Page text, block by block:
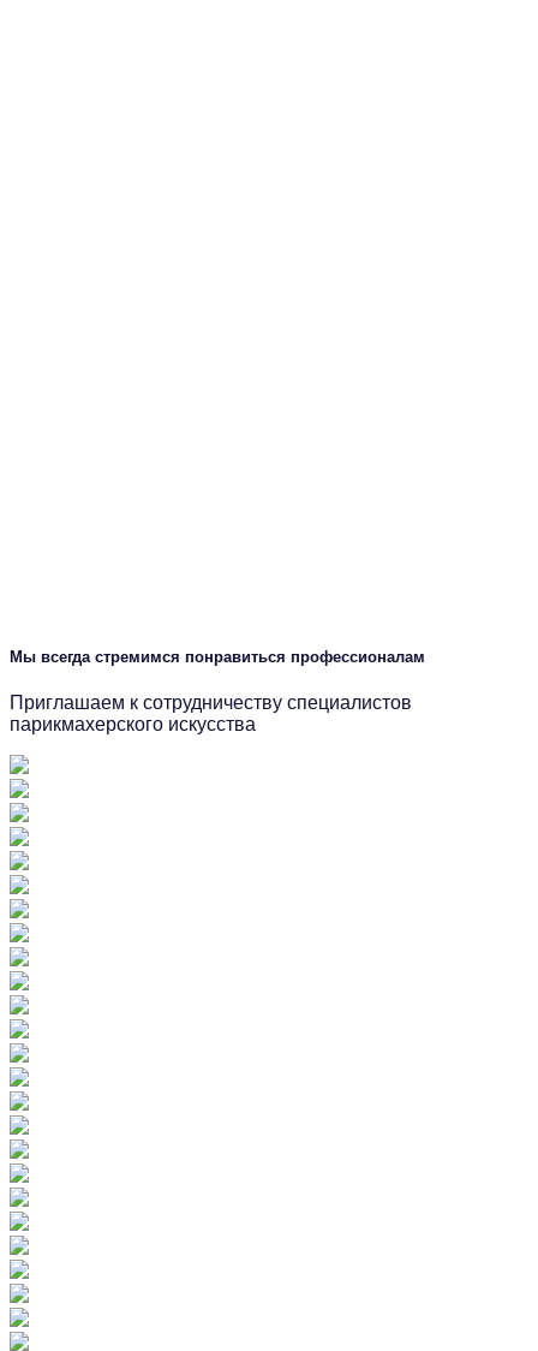
Мы всегда стремимся понравиться профессионалам
Приглашаем к сотрудничеству специалистов
парикмахерского искусства